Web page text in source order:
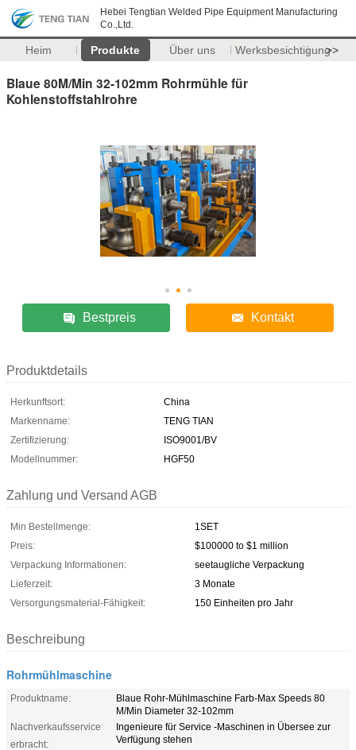
Hebei Tengtian Welded Pipe Equipment Manufacturing
Co.,Ltd.
Heim Produkte Über uns Werksbesichtigung>>
Blaue 80M/Min 32-102mm Rohrmühle für
Kohlenstoffstahlrohre
Bestpreis Kontakt
Produktdetails
Herkunftsort:
China
Markenname:
TENG TIAN
Zertifizierung:
ISO9001/BV
Modellnummer:
HGF50
Zahlung und Versand AGB
Min Bestellmenge:
1SET
Preis:
$100000 to $1 million
Verpackung Informationen:
seetaugliche Verpackung
Lieferzeit:
3 Monate
Versorgungsmaterial-Fähigkeit:
150 Einheiten pro Jahr
Beschreibung
Rohrmühlmaschine
Produktname:
Blaue Rohr-Mühlmaschine Farb-Max Speeds 80
M/Min Diameter 32-102mm
Nachverkaufsservice
erbracht:
Ingenieure für Service -Maschinen in Übersee zur
Verfügung stehen